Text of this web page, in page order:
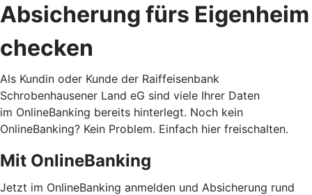
Absicherung fürs Eigenheim
checken
Als Kundin oder Kunde der Raiffeisenbank
Schrobenhausener Land eG sind viele Ihrer Daten
im OnlineBanking bereits hinterlegt. Noch kein
OnlineBanking? Kein Problem. Einfach hier freischalten.
Mit OnlineBanking
Jetzt im OnlineBanking anmelden und Absicherung rund